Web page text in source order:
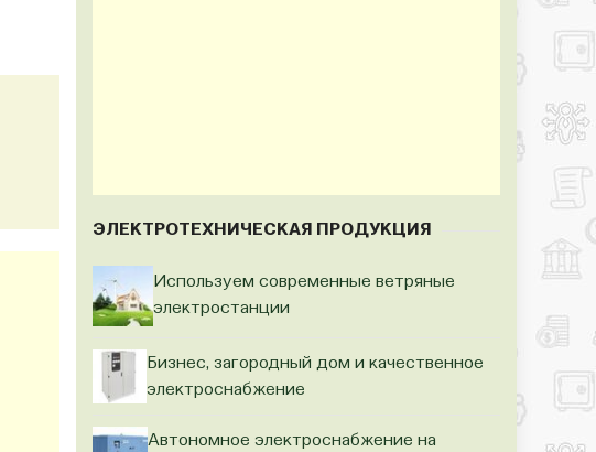
ЭЛЕКТРОТЕХНИЧЕСКАЯ ПРОДУКЦИЯ
Используем современные ветряные
электростанции
Бизнес, загородный дом и качественное
электроснабжение
Автономное электроснабжение на